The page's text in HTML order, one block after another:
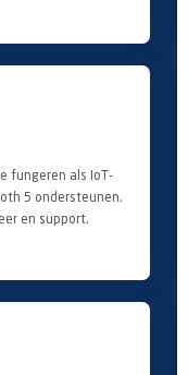
fungeren als IoT-
5 ondersteunen.
en support.